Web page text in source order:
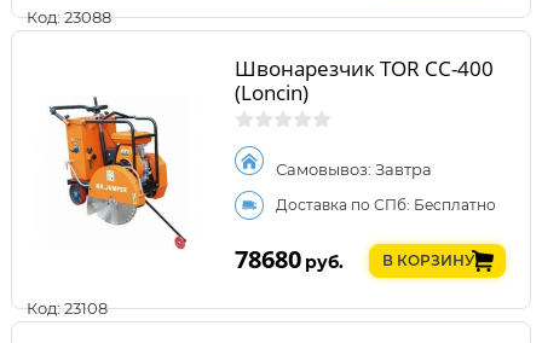
Код: 23088
Код: 23108
Швонарезчик TOR CC-400
(Loncin)
Самовывоз: Завтра
Доставка по СПб: Бесплатно
78680 руб. В КОРЗИНУ